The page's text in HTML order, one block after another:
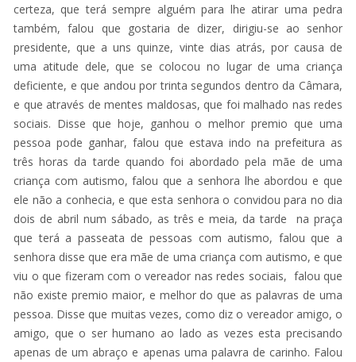
certeza, que terá sempre alguém para lhe atirar uma pedra
também, falou que gostaria de dizer, dirigiu-se ao senhor
presidente, que a uns quinze, vinte dias atrás, por causa de
uma atitude dele, que se colocou no lugar de uma criança
deficiente, e que andou por trinta segundos dentro da Câmara,
e que através de mentes maldosas, que foi malhado nas redes
sociais. Disse que hoje, ganhou o melhor premio que uma
pessoa pode ganhar, falou que estava indo na prefeitura as
três horas da tarde quando foi abordado pela mãe de uma
criança com autismo, falou que a senhora lhe abordou e que
ele não a conhecia, e que esta senhora o convidou para no dia
dois de abril num sábado, as três e meia, da tarde na praça
que terá a passeata de pessoas com autismo, falou que a
senhora disse que era mãe de uma criança com autismo, e que
viu o que fizeram com o vereador nas redes sociais, falou que
não existe premio maior, e melhor do que as palavras de uma
pessoa. Disse que muitas vezes, como diz o vereador amigo, o
amigo, que o ser humano ao lado as vezes esta precisando
apenas de um abraço e apenas uma palavra de carinho. Falou